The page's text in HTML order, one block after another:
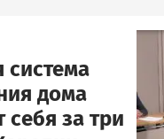
система
дома
себя за три